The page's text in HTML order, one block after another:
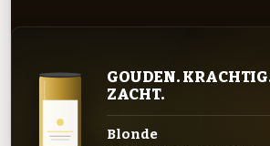
GOUDEN.
ZACHT.
Blonde